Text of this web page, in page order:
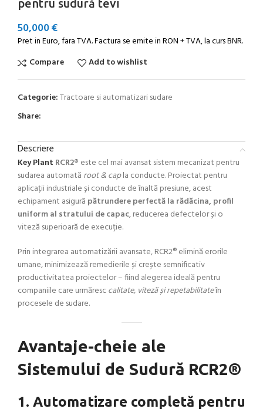
pentru sudură tevi
50,000€
Pret in Euro, fara TVA. Factura se emite in RON + TVA, la curs BNR.
Compare
Add to wishlist
Categorie:Tractoare si automatizari sudare
Share:
Descriere
Key Plant RCR2® este cel mai avansat sistem mecanizat pentru
sudarea automată root & capla conducte. Proiectat pentru
aplicații industriale și conducte de înaltă presiune, acest
echipament asigură pătrundere perfectă la rădăcina, profil
uniform al stratului de capac, reducerea defectelor și o
viteză superioară de execuție.
Prin integrarea automatizării avansate, RCR2® elimină erorile
umane, minimizează remedierile și crește semnificativ
productivitatea proiectelor – fiind alegerea ideală pentru
companiile care urmăresccalitate, viteză și repetabilitateîn
procesele de sudare.
Avantaje-cheie ale
Sistemului de Sudură RCR2®
1. Automatizare completă pentru